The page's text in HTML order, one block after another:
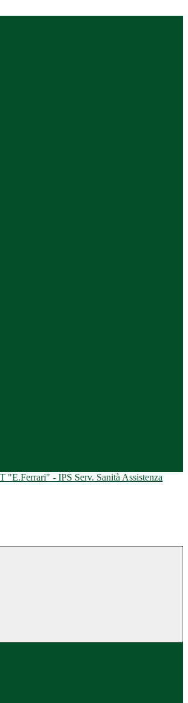
- IPS Serv. Sanità Assistenza